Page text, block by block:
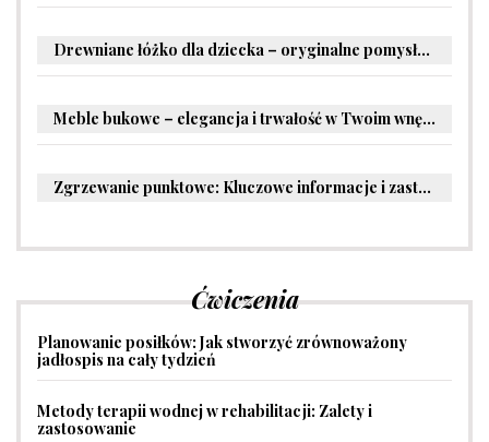
Drewniane łóżko dla dziecka – oryginalne pomysły na aranżację pokoju malucha
Meble bukowe – elegancja i trwałość w Twoim wnętrzu
Zgrzewanie punktowe: Kluczowe informacje i zastosowania w przemyśle
Ćwiczenia
Planowanie posiłków: Jak stworzyć zrównoważony
jadłospis na cały tydzień
Metody terapii wodnej w rehabilitacji: Zalety i
zastosowanie